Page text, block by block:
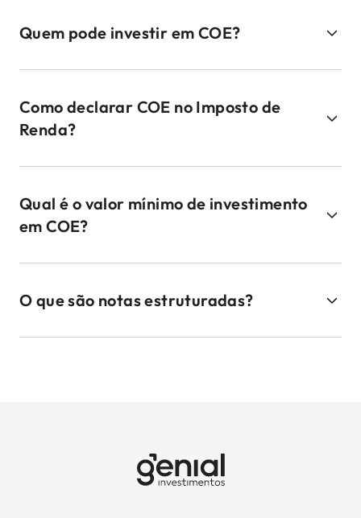
Quem pode investir em COE?
Como declarar COE no Imposto de
Renda?
Qual é o valor mínimo de investimento
em COE?
O que são notas estruturadas?